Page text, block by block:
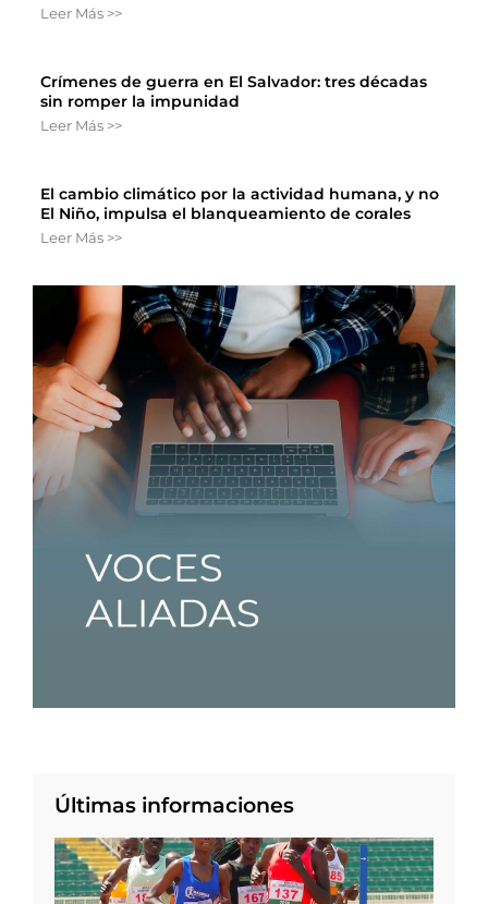
Leer Más >>
Crímenes de guerra en El Salvador: tres décadas
sin romper la impunidad
Leer Más >>
El cambio climático por la actividad humana, y no
El Niño, impulsa el blanqueamiento de corales
Leer Más >>
Últimas informaciones